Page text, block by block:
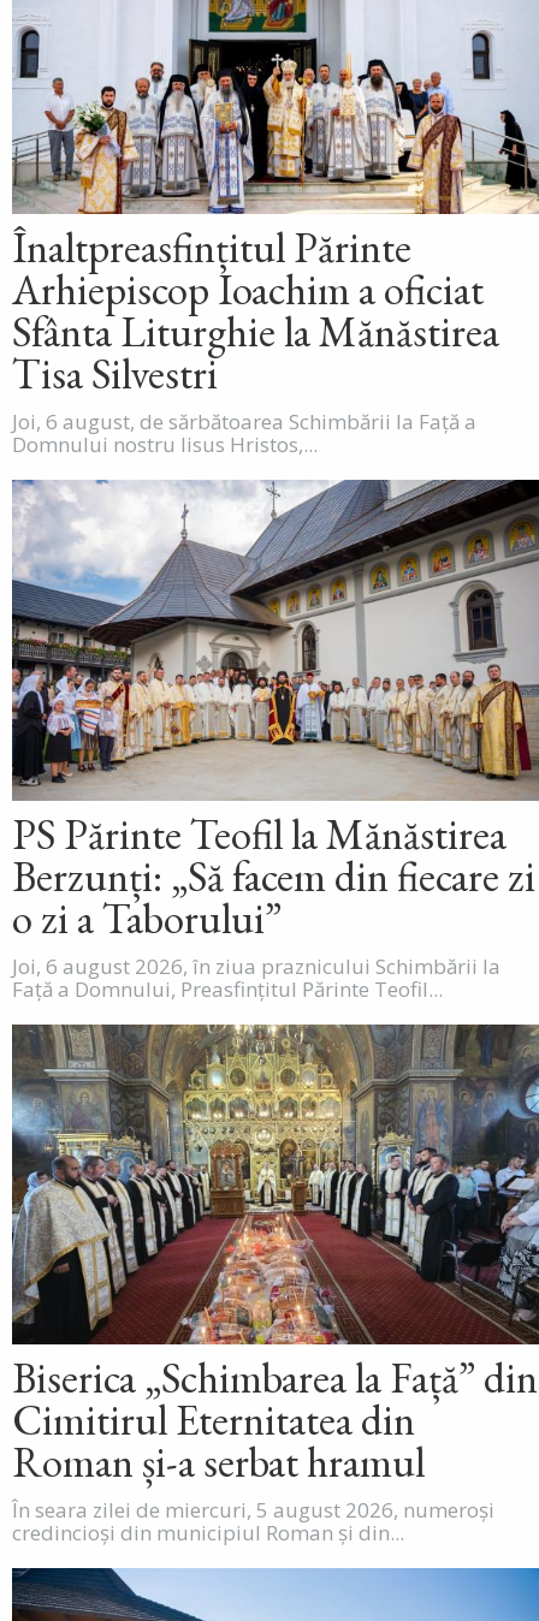
Înaltpreasfințitul Părinte
Arhiepiscop Ioachim a oficiat
Sfânta Liturghie la Mănăstirea
Tisa Silvestri
Joi, 6 august, de sărbătoarea Schimbării la Față a
Domnului nostru Iisus Hristos,...
PS Părinte Teofil la Mănăstirea
Berzunți: „Să facem din fiecare zi
o zi a Taborului”
Joi, 6 august 2026, în ziua praznicului Schimbării la
Față a Domnului, Preasfințitul Părinte Teofil...
Biserica „Schimbarea la Față” din
Cimitirul Eternitatea din
Roman și-a serbat hramul
În seara zilei de miercuri, 5 august 2026, numeroși
credincioși din municipiul Roman și din...